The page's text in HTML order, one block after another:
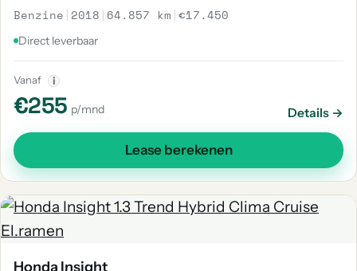
Benzine | 2018 | 64.857 km |€17.450
Direct leverbaar
Vanaf i
€255 p/mnd Details →
Lease berekenen
Honda Insight